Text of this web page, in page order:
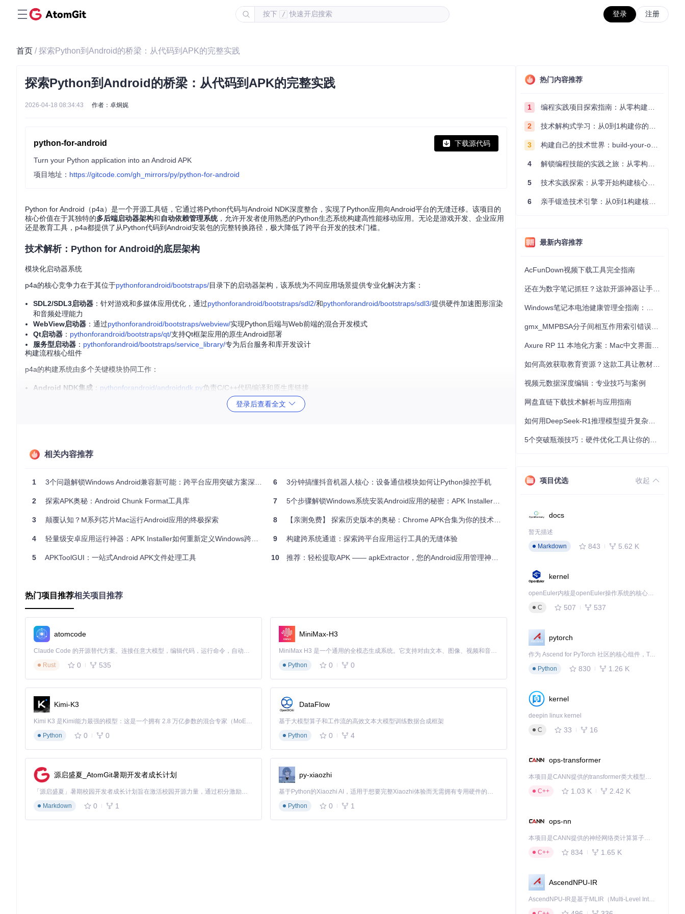
按下 / 快速开启搜索 登录 注册
首页 / 探索Python到Android的桥梁：从代码到APK的完整实践
探索Python到Android的桥梁：从代码到APK的完整实践
2026-04-18 08:34:43 作者：卓炯娓
python-for-android 下载源代码
Turn your Python application into an Android APK
项目地址： https://gitcode.com/gh_mirrors/py/python-for-android
Python for Android（p4a）是一个开源工具链，它通过将Python代码与Android NDK深度整合，实现了Python应用向Android平台的无缝迁移。该项目的
核心价值在于其独特的多后端启动器架构和自动依赖管理系统，允许开发者使用熟悉的Python生态系统构建高性能移动应用。无论是游戏开发、企业应用
还是教育工具，p4a都提供了从Python代码到Android安装包的完整转换路径，极大降低了跨平台开发的技术门槛。
技术解析：Python for Android的底层架构
模块化启动器系统
p4a的核心竞争力在于其位于pythonforandroid/bootstraps/目录下的启动器架构，该系统为不同应用场景提供专业化解决方案：
SDL2/SDL3启动器 ：针对游戏和多媒体应用优化，通过pythonforandroid/bootstraps/sdl2/和pythonforandroid/bootstraps/sdl3/提供硬件加速图形渲染
和音频处理能力
WebView启动器 ：通过pythonforandroid/bootstraps/webview/实现Python后端与Web前端的混合开发模式
Qt启动器 ： pythonforandroid/bootstraps/qt/支持Qt框架应用的原生Android部署
服务型启动器 ： pythonforandroid/bootstraps/service_library/专为后台服务和库开发设计
构建流程核心组件
p4a的构建系统由多个关键模块协同工作：
Android NDK集成 ： pythonforandroid/androidndk.py负责C/C++代码编译和原生库链接
实现Python包依赖的自动分析和冲突解决
管理arm64-v8a等多种CPU架构的交叉编译
系统环境准备
Android SDK（API级别21或更高）
Android NDK（版本r23c或更新）
构建工具链：Git、Make、CMake、JDK 8+
开发环境配置流程：
获取项目代码
安装核心依赖
pip install --upgrade pip
配置环境变量
export
应用打包全流程
创建构建规范
# 安装buildozer工具（推荐）
pip install buildozer
# 初始化构建配置
配置构建规范文件编辑生成的
[app]
登录后查看全文
相关内容推荐
1 3个问题解锁Windows Android兼容新可能：跨平台应用突破方案深度探索
2 探索APK奥秘：Android Chunk Format工具库
3 颠覆认知？M系列芯片Mac运行Android应用的终极探索
4 轻量级安卓应用运行神器：APK Installer如何重新定义Windows跨平台体验
5 APKToolGUI：一站式Android APK文件处理工具
6 3分钟搞懂抖音机器人核心：设备通信模块如何让Python操控手机
7 5个步骤解锁Windows系统安装Android应用的秘密：APK Installer全攻略
8 【亲测免费】 探索历史版本的奥秘：Chrome APK合集为你的技术之旅添翼
9 构建跨系统通道：探索跨平台应用运行工具的无缝体验
10 推荐：轻松提取APK —— apkExtractor，您的Android应用管理神器！
热门项目推荐相关项目推荐
atomcode
Claude Code 的开源替代方案。连接任意大模型，编辑代码，运行命令，自动验证 — 全自动执行。用 Rust 构建，极致性能。 ｜ An open-source alternative to Claude Code. Connect any LLM, edit code, run commands, and verify changes — autonomously. Built in Rust for speed. Get Started
Rust
0 535
MiniMax-H3
MiniMax H3 是一个通用的全模态生成系统。它支持对由文本、图像、视频和音频组成的多模态上下文进行统一理解，并能生成分辨率高达 2K、时长可达 15 秒的带原生立体声音频的视频。得益于面向任务泛化的系统设计，H3 在预训练阶段就已具备广泛的多模态上下文理解与生成能力，能够出色地执行复杂的多模态指令。
Python
0 0
Kimi-K3
Kimi K3 是Kimi能力最强的模型：这是一个拥有 2.8 万亿参数的混合专家（MoE）模型，具备原生视觉理解能力，并支持 100 万 token 的上下文窗口。
Python
0 0
DataFlow
基于大模型算子和工作流的高效文本大模型训练数据合成框架
Python
0 4
源启盛夏_AtomGit暑期开发者成长计划
「源启盛夏」暑期校园开发者成长计划旨在激活校园开源力量，通过积分激励、认证扶持、资源倾斜等形式，引导高校组织和开发者完成「入驻 — 建项目 — 做贡献 — 获认证 — 得资源」的完整闭环。无论你是想带领社团入驻平台的组织者，还是希望用代码贡献证明自己的开发者，都能在这里找到属于你的成长路径。
Markdown
0 1
py-xiaozhi
基于Python的Xiaozhi AI，适用于想要完整Xiaozhi体验而无需拥有专用硬件的用户。
Python
0 1
热门内容推荐
1 编程实践项目探索指南：从零构建技术能力体系
2 技术解构式学习：从0到1构建你的编程知识体系
3 构建自己的技术世界：build-your-own-x项目的实践探索指南
4 解锁编程技能的实践之旅：从零构建你的技术世界
5 技术实践探索：从零开始构建核心系统的实践指南
6 亲手锻造技术引擎：从0到1构建核心系统的实践指南
最新内容推荐
AcFunDown视频下载工具完全指南
视频元数据深度编辑：专业技巧与案例
网盘直链下载技术解析与应用指南
项目优选 收起
docs
暂无描述
Markdown
843 5.62 K
kernel
openEuler内核是openEuler操作系统的核心，既是系统性能与稳定性的基石，也是连接处理器、设备与服务的桥梁。
C
507 537
pytorch
作为 Ascend for PyTorch 社区的核心组件，TorchNPU 是昇腾专为 PyTorch 打造的深度学习适配插件，使 PyTorch 框架能够直接调用昇腾 NPU，为开发者提供昇腾 AI 处理器的超强算力。
Python
830 1.26 K
kernel
deepin linux kernel
C
33 16
ops-transformer
本项目是CANN提供的transformer类大模型算子库，实现网络在NPU上加速计算。
C++
1.03 K 2.42 K
ops-nn
本项目是CANN提供的神经网络类计算算子库，实现网络在NPU上加速计算。
C++
834 1.65 K
AscendNPU-IR
AscendNPU-IR是基于MLIR（Multi-Level Intermediate Representation）构建的，面向昇腾亲和算子编译时使用的中间表示，提供昇腾完备表达能力，通过编译优化提升昇腾AI处理器计算效率，支持通过生态框架使能昇腾AI处理器与深度调优